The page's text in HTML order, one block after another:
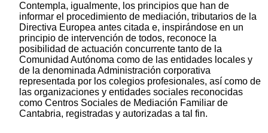
Contempla, igualmente, los principios que han de
informar el procedimiento de mediación, tributarios de la
Directiva Europea antes citada e, inspirándose en un
principio de intervención de todos, reconoce la
posibilidad de actuación concurrente tanto de la
Comunidad Autónoma como de las entidades locales y
de la denominada Administración corporativa
representada por los colegios profesionales, así como de
las organizaciones y entidades sociales reconocidas
como Centros Sociales de Mediación Familiar de
Cantabria, registradas y autorizadas a tal fin.